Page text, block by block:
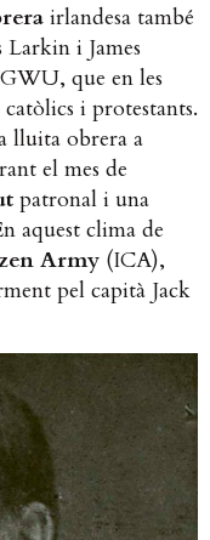
irlandesa també
Larkin i James
que en les
i protestants.
lluita obrera a
el mes de
patronal i una
aquest clima de
Army (ICA),
pel capità Jack